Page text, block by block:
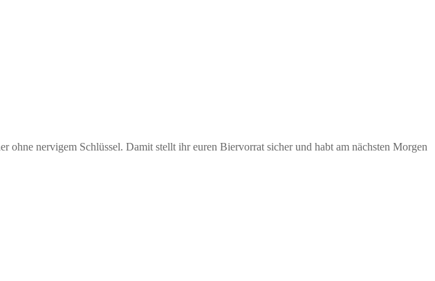
nervigem Schlüssel. Damit stellt ihr euren Biervorrat sicher und habt am nächsten Morgen